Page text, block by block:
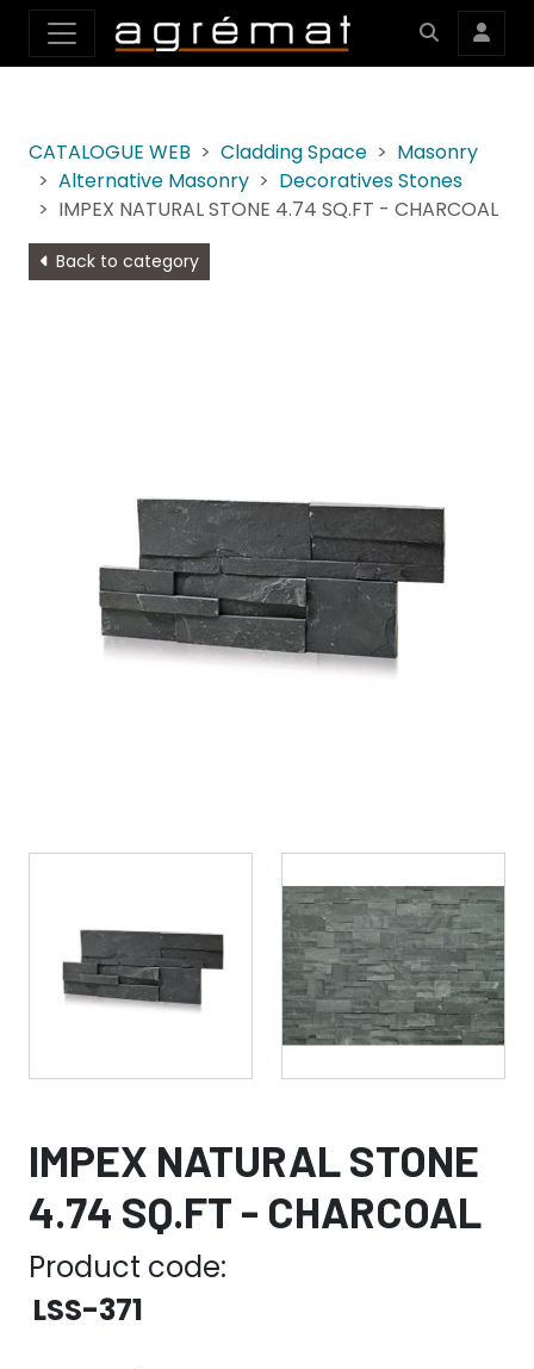
CATALOGUE WEB Cladding Space
Masonry
Alternative Masonry
Decoratives Stones
IMPEX NATURAL STONE 4.74 SQ.FT - CHARCOAL
Back to category
IMPEX NATURAL STONE
4.74 SQ.FT - CHARCOAL
Product code:
LSS-371